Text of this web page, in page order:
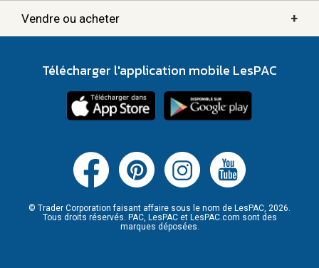
Vendre ou acheter +
Télécharger l'application mobile LesPAC
© Trader Corporation faisant affaire sous le nom de LesPAC, 2026.
Tous droits réservés. PAC, LesPAC et LesPAC.com sont des
marques déposées.